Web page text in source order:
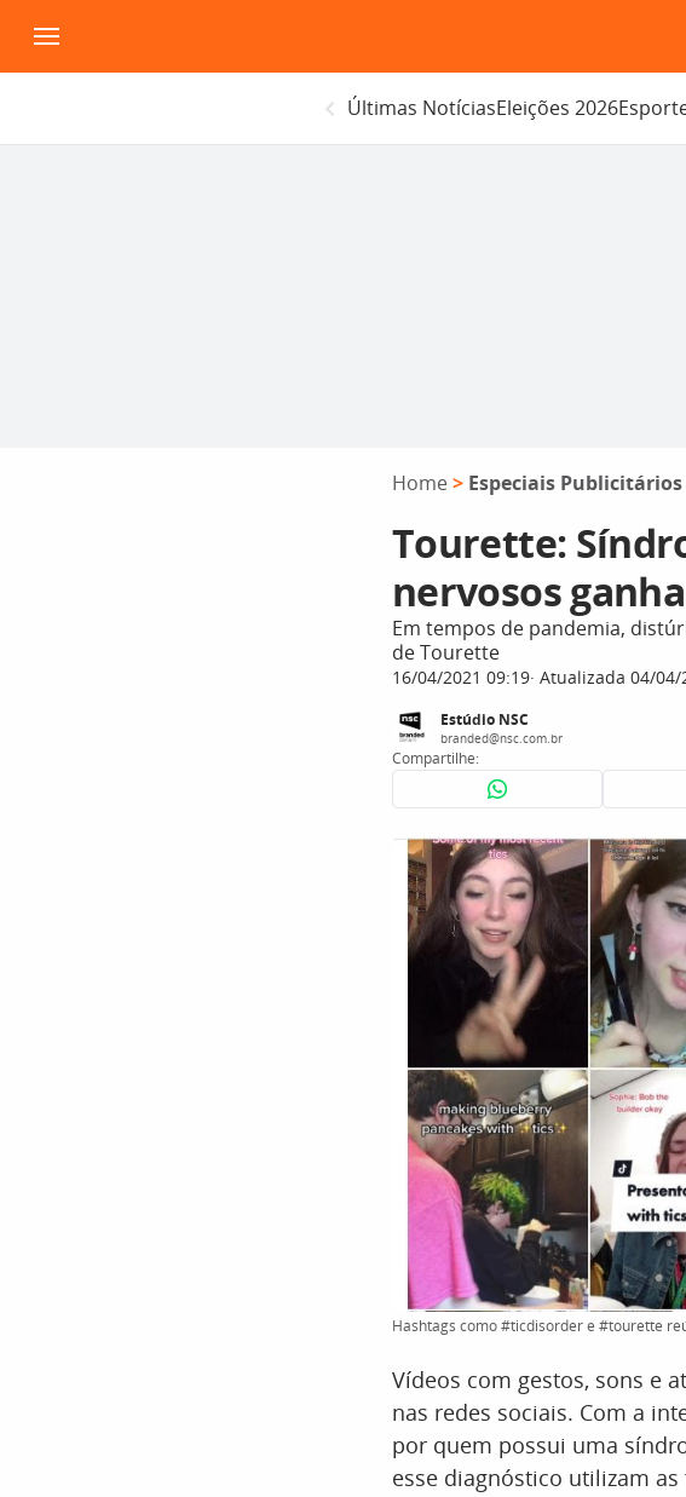
para
o
Últimas NotíciasEleições 2026
Home > Especiais Publicitários
Tourette:
nervosos
Em tempos de pandemia,
de Tourette
16/04/2021 09:19 Atualizada 04/04/
Estúdio NSC
branded@nsc.com.br
Compartilhe:
Hashtags como #ticdisorder e #tourette
Vídeos com gestos, sons e
nas redes sociais. Com a
por quem possui uma
esse diagnóstico utilizam